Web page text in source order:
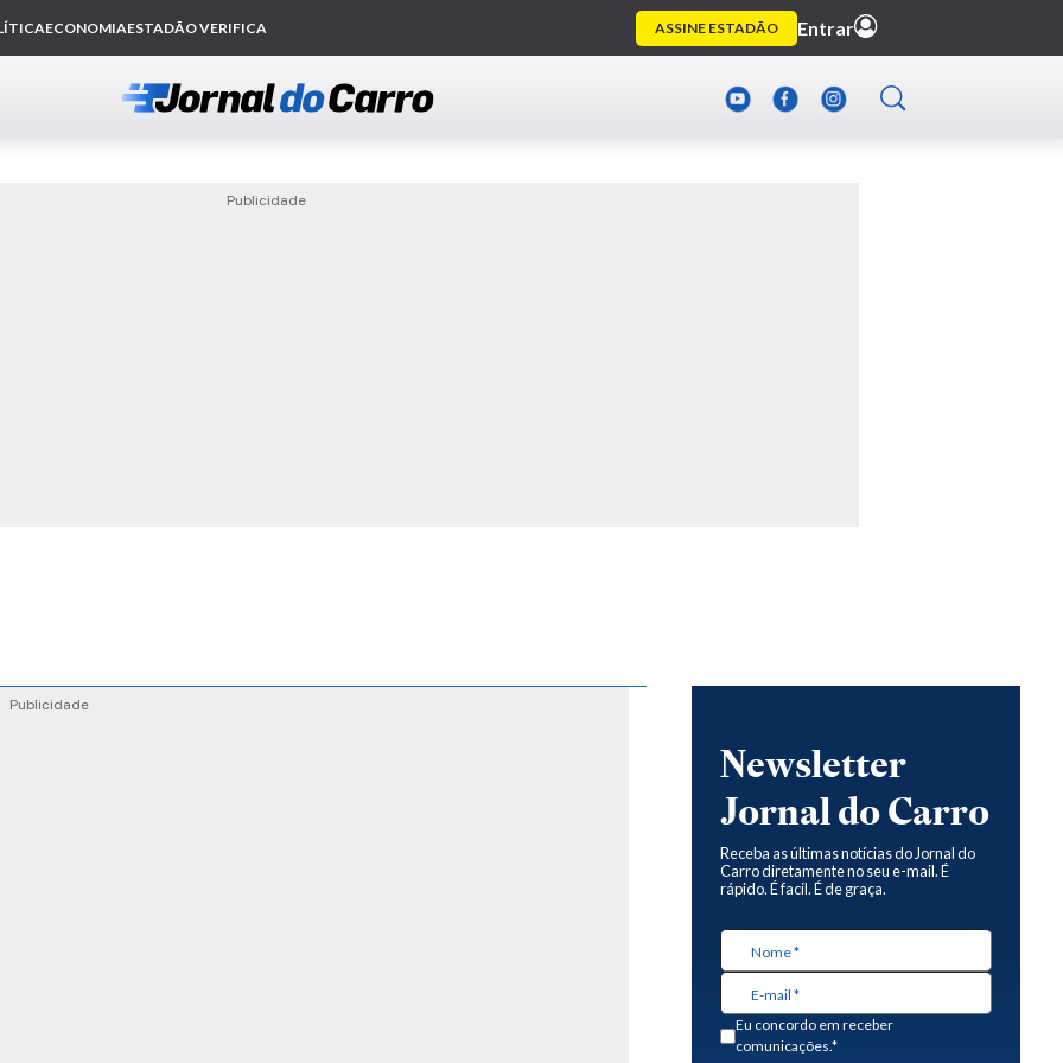
Publicidade
Publicidade
Newsletter
Jornal do Carro
Receba as últimas notícias do Jornal do
Carro diretamente no seu e-mail. É
rápido. É facil. É de graça.
Eu concordo em receber
comunicações.*